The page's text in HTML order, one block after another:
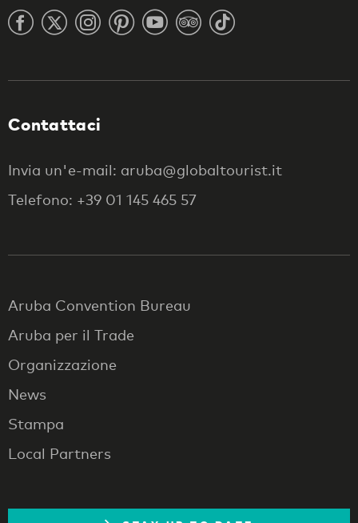
Contattaci
Invia un'e-mail: aruba@globaltourist.it
Telefono: +39 01 145 465 57
Aruba Convention Bureau
Aruba per il Trade
Organizzazione
News
Stampa
Local Partners